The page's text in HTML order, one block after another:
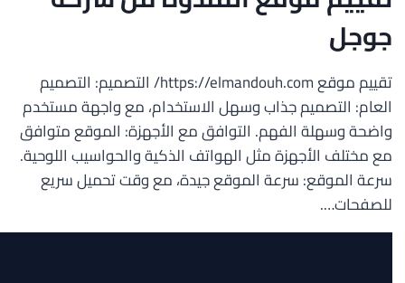
جوجل
تقييم موقع https://elmandouh.com/ التصميم: التصميم
العام: التصميم جذاب وسهل الاستخدام، مع واجهة مستخدم
واضحة وسهلة الفهم. التوافق مع الأجهزة: الموقع متوافق
مع مختلف الأجهزة مثل الهواتف الذكية والحواسيب اللوحية.
سرعة الموقع: سرعة الموقع جيدة، مع وقت تحميل سريع
للصفحات….